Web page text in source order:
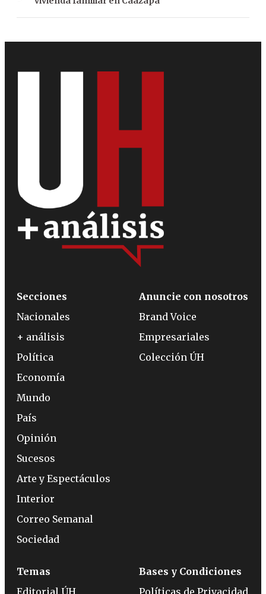
Secciones
Nacionales
+ análisis
Política
Economía
Mundo
País
Opinión
Sucesos
Arte y Espectáculos
Interior
Correo Semanal
Sociedad
Anuncie con nosotros
Brand Voice
Empresariales
Colección ÚH
Temas
Bases y Condiciones